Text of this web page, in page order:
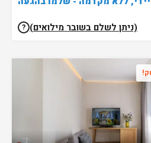
(ניתן לשלם בשובר מילואים) ?